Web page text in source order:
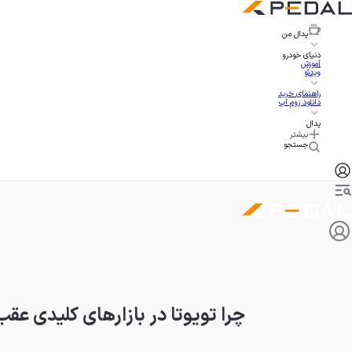
پدال من
دنیای خودرو
آموزش
ویدئو
راهنمای خرید
دانلود زوم اپ
پدال
بیشتر
جستجو
چرا تویوتا در بازارهای کلیدی